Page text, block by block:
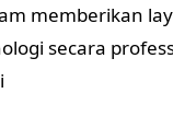
memberikan
secara